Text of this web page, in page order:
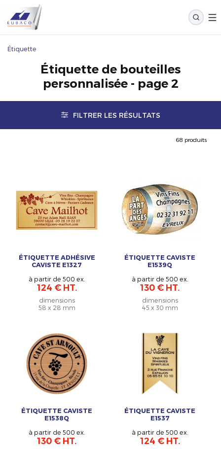
Étiquette
Étiquette de bouteilles
personnalisée - page 2
FILTRER LES RÉSULTATS
68 produits
ÉTIQUETTE ADHÉSIVE
CAVISTE E1327
à partir de 500 ex.
124 € HT.
dimensions
58 x 28 mm
ÉTIQUETTE CAVISTE
E1539Q
à partir de 500 ex.
130 € HT.
dimensions
45 x 30 mm
ÉTIQUETTE CAVISTE
E1538Q
à partir de 500 ex.
130 € HT.
ÉTIQUETTE CAVISTE
E1537
à partir de 500 ex.
124 € HT.